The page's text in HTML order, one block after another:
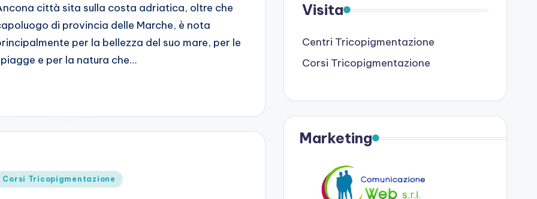
città sita sulla costa adriatica, oltre che
di provincia delle Marche, è nota
per la bellezza del suo mare, per le
e per la natura che…
Corsi Tricopigmentazione
Visita
Centri Tricopigmentazione
Corsi Tricopigmentazione
Marketing